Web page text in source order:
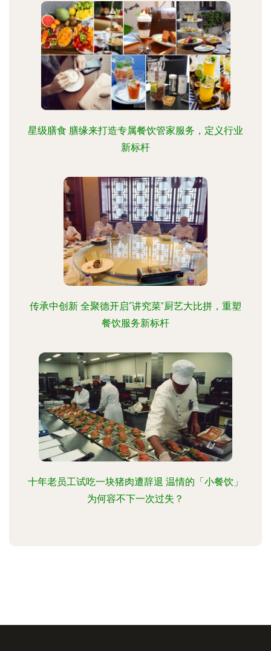
星级膳食 膳缘来打造专属餐饮管家服务，定义行业
新标杆
传承中创新 全聚德开启“讲究菜”厨艺大比拼，重塑
餐饮服务新标杆
十年老员工试吃一块猪肉遭辞退 温情的「小餐饮」
为何容不下一次过失？